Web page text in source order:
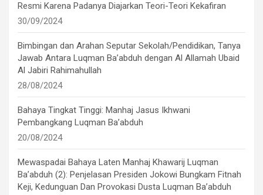
Resmi Karena Padanya Diajarkan Teori-Teori Kekafiran
30/09/2024
Bimbingan dan Arahan Seputar Sekolah/Pendidikan, Tanya
Jawab Antara Luqman Ba’abduh dengan Al Allamah Ubaid
Al Jabiri Rahimahullah
28/08/2024
Bahaya Tingkat Tinggi: Manhaj Jasus Ikhwani
Pembangkang Luqman Ba’abduh
20/08/2024
Mewaspadai Bahaya Laten Manhaj Khawarij Luqman
Ba’abduh (2): Penjelasan Presiden Jokowi Bungkam Fitnah
Keji, Kedunguan Dan Provokasi Dusta Luqman Ba’abduh